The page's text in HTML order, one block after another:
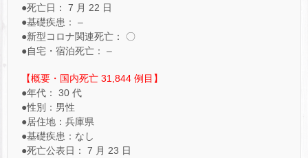
●死亡日： 7 月 22 日
●基礎疾患： –
●新型コロナ関連死亡： 〇
●自宅・宿泊死亡： –
【概要・国内死亡 31,844 例目】
●年代： 30 代
●性別：男性
●居住地：兵庫県
●基礎疾患：なし
●死亡公表日： 7 月 23 日